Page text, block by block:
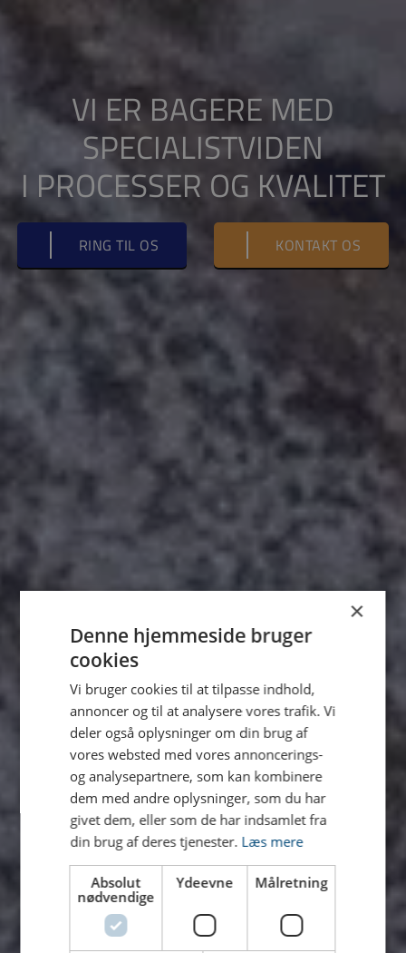
VI ER BAGERE MED
SPECIALISTVIDEN
I PROCESSER OG KVALITET
RING TIL OS KONTAKT OS
×
Denne hjemmeside bruger
cookies
Vi bruger cookies til at tilpasse indhold,
annoncer og til at analysere vores trafik. Vi
deler også oplysninger om din brug af
vores websted med vores annoncerings-
og analysepartnere, som kan kombinere
dem med andre oplysninger, som du har
givet dem, eller som de har indsamlet fra
din brug af deres tjenester. Læs mere
Absolut
nødvendige
Ydeevne Målretning